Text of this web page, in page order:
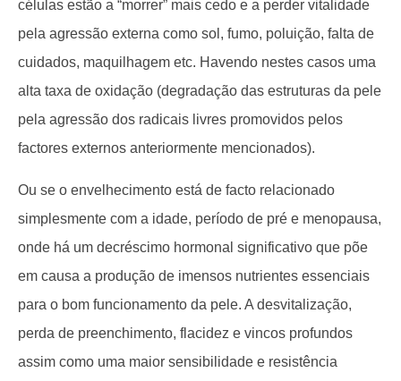
células estão a “morrer” mais cedo e a perder vitalidade
pela agressão externa como sol, fumo, poluição, falta de
cuidados, maquilhagem etc. Havendo nestes casos uma
alta taxa de oxidação (degradação das estruturas da pele
pela agressão dos radicais livres promovidos pelos
factores externos anteriormente mencionados).
Ou se o envelhecimento está de facto relacionado
simplesmente com a idade, período de pré e menopausa,
onde há um decréscimo hormonal significativo que põe
em causa a produção de imensos nutrientes essenciais
para o bom funcionamento da pele. A desvitalização,
perda de preenchimento, flacidez e vincos profundos
assim como uma maior sensibilidade e resistência